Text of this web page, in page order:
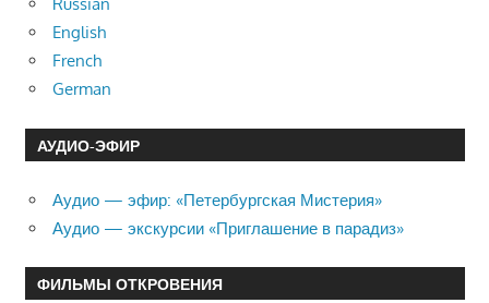
Russian
English
French
German
АУДИО-ЭФИР
Аудио — эфир: «Петербургская Мистерия»
Аудио — экскурсии «Приглашение в парадиз»
ФИЛЬМЫ ОТКРОВЕНИЯ